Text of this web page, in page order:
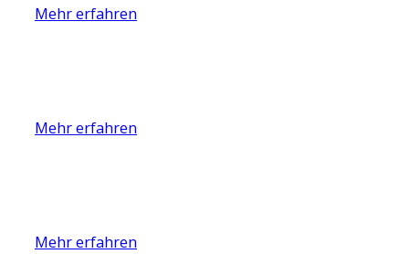
Mehr erfahren
Mehr erfahren
Mehr erfahren